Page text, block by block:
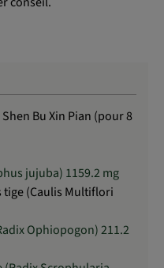
Bu Xin Pian (pour 8
jujuba) 1159.2 mg
tige (Caulis Multiflori
Ophiopogon) 211.2